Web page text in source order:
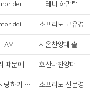
dei 테너 하만택
dei 소프라노 고유경
I AM 시온찬양대 솔리스트 중창단
때문에 호산나찬양대 남성 솔리스트
그저 사랑하기 때문에 소프라노 신문경